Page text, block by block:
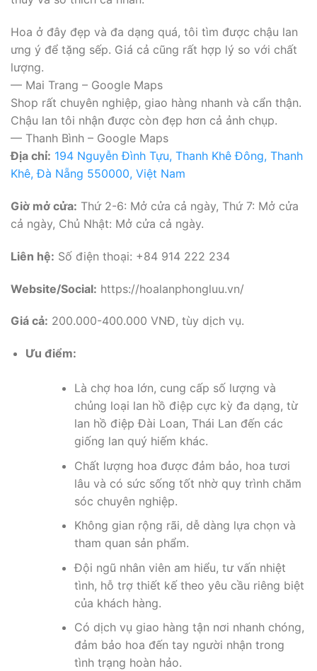
Hoa ở đây đẹp và đa dạng quá, tôi tìm được chậu lan
ưng ý để tặng sếp. Giá cả cũng rất hợp lý so với chất
lượng.
— Mai Trang – Google Maps
Shop rất chuyên nghiệp, giao hàng nhanh và cẩn thận.
Chậu lan tôi nhận được còn đẹp hơn cả ảnh chụp.
— Thanh Bình – Google Maps
Địa chỉ: 194 Nguyễn Đình Tựu, Thanh Khê Đông, Thanh
Khê, Đà Nẵng 550000, Việt Nam
Giờ mở cửa: Thứ 2-6: Mở cửa cả ngày, Thứ 7: Mở cửa
cả ngày, Chủ Nhật: Mở cửa cả ngày.
Liên hệ: Số điện thoại: +84 914 222 234
Website/Social: https://hoalanphongluu.vn/
Giá cả: 200.000-400.000 VNĐ, tùy dịch vụ.
Ưu điểm:
Là chợ hoa lớn, cung cấp số lượng và
chủng loại lan hồ điệp cực kỳ đa dạng, từ
lan hồ điệp Đài Loan, Thái Lan đến các
giống lan quý hiếm khác.
Chất lượng hoa được đảm bảo, hoa tươi
lâu và có sức sống tốt nhờ quy trình chăm
sóc chuyên nghiệp.
Không gian rộng rãi, dễ dàng lựa chọn và
tham quan sản phẩm.
Đội ngũ nhân viên am hiểu, tư vấn nhiệt
tình, hỗ trợ thiết kế theo yêu cầu riêng biệt
của khách hàng.
Có dịch vụ giao hàng tận nơi nhanh chóng,
đảm bảo hoa đến tay người nhận trong
tình trạng hoàn hảo.